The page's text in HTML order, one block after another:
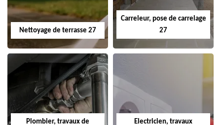
Nettoyage de terrasse 27
Carreleur, pose de carrelage
27
Plombier, travaux de
Electricien, travaux